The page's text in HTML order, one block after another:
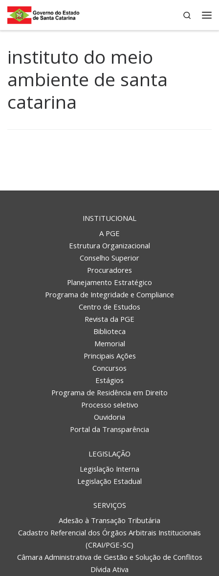
Skip to content
Search
instituto do meio
ambiente de santa
catarina
INSTITUCIONAL
A PGE
Estrutura Organizacional
Conselho Superior
Procuradores
Planejamento Estratégico
Programa de Integridade e Compliance
Centro de Estudos
Revista da PGE
Biblioteca
Memorial
Principais Ações
Concursos
Estágios
Programa de Residência em Direito
Processo seletivo
Ouvidoria
Portal da Transparência
LEGISLAÇÃO
Legislação Interna
Legislação Estadual
SERVIÇOS
Adesão à Transação Tributária
Cadastro Referencial dos Órgãos Arbitrais Institucionais
(CRAI/PGE-SC)
Câmara Administrativa de Gestão e Solução de Conflitos
Dívida Ativa